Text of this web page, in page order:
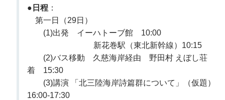
● 日程 ：
第一日（29日）
(1)出発 イーハトーブ館 10:00
新花巻駅（東北新幹線）10:15
(2)バス移動 久慈海岸経由 野田村 えぼし荘
着 15:30
(3)講演 「北三陸海岸詩篇群について」（仮題）
16:00-17:30